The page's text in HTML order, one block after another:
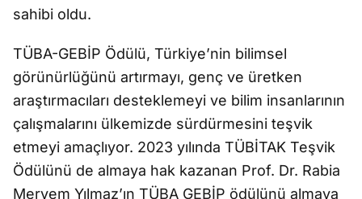
sahibi oldu.
TÜBA-GEBİP Ödülü, Türkiye’nin bilimsel
görünürlüğünü artırmayı, genç ve üretken
araştırmacıları desteklemeyi ve bilim insanlarının
çalışmalarını ülkemizde sürdürmesini teşvik
etmeyi amaçlıyor. 2023 yılında TÜBİTAK Teşvik
Ödülünü de almaya hak kazanan Prof. Dr. Rabia
Meryem Yılmaz’ın TÜBA GEBİP ödülünü almaya